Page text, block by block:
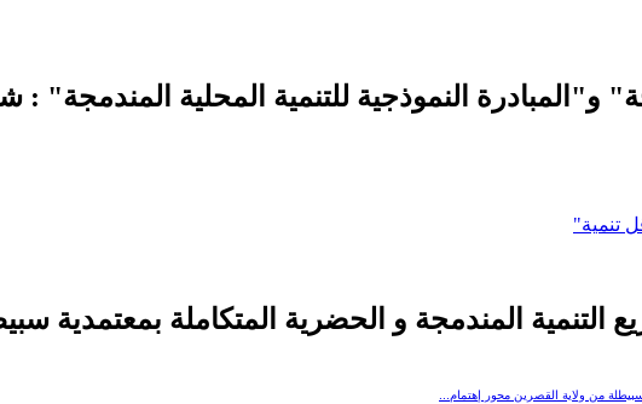
و"المبادرة النموذجية للتنمية المحلية المندمجة" :
تنمية"
التنمية المندمجة و الحضرية المتكاملة بمعتمدية
من ولاية القصرين محور إهتمام...